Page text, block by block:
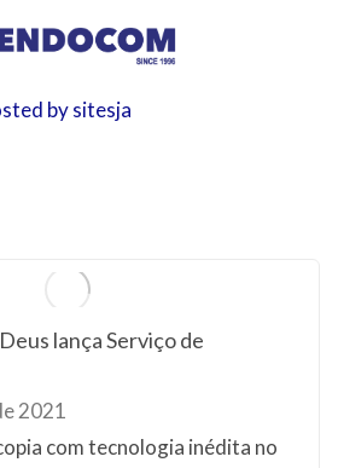
by sitesja
lança Serviço de
2021
com tecnologia inédita no